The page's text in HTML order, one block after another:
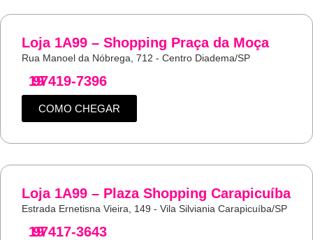
Loja 1A99 – Shopping Praça da Moça
Rua Manoel da Nóbrega, 712 - Centro Diadema/SP
19
97419-7396
COMO CHEGAR
Loja 1A99 – Plaza Shopping Carapicuíba
Estrada Ernetisna Vieira, 149 - Vila Silviania Carapicuíba/SP
19
97417-3643